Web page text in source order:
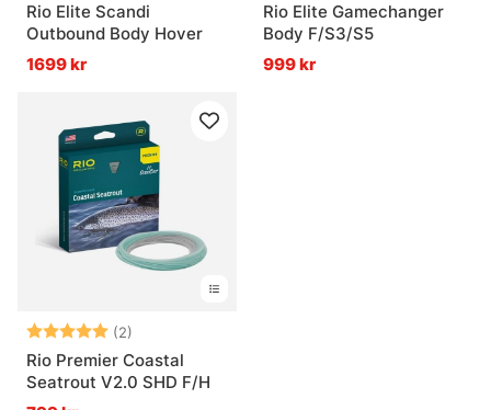
Rio Elite Scandi
Outbound Body Hover
1699 kr
Rio Elite Gamechanger
Body F/S3/S5
999 kr
Betyg: (2)
Rio Premier Coastal
Seatrout V2.0 SHD F/H